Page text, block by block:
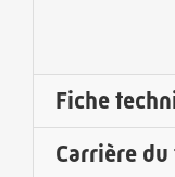
Fiche
Carrière